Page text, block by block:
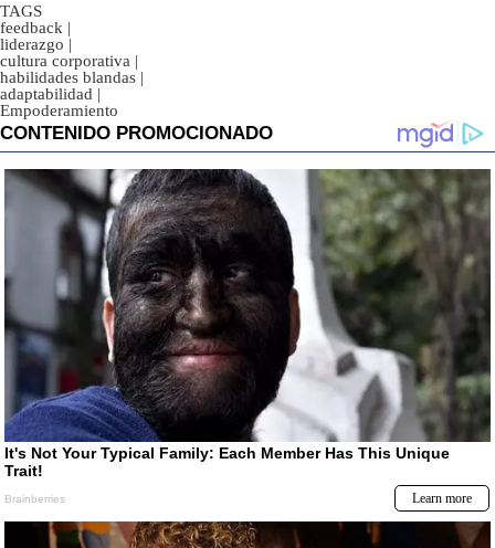
TAGS
feedback |
liderazgo |
cultura corporativa |
habilidades blandas |
adaptabilidad |
Empoderamiento